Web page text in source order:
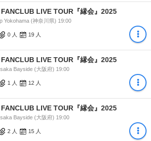
LIVE TOUR『縁会』2025
Yokohama (神奈川県) 19:00
0 人 19 人
LIVE TOUR『縁会』2025
Bayside (大阪府) 19:00
1 人 12 人
LIVE TOUR『縁会』2025
Bayside (大阪府) 19:00
2 人 15 人